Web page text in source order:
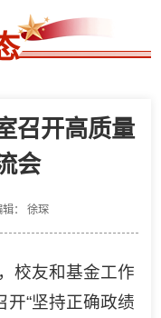
召开高质量
会
辑： 徐琛
校友和基金工作
“坚持正确政绩